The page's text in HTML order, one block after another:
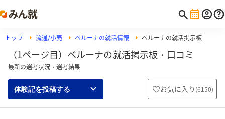
トップ 流通/小売 ベルーナの就活情報 ベルーナの就活掲示板
（1ページ目）ベルーナの就活掲示板・口コミ
最新の選考状況・選考結果
体験記を投稿する お気に入り (6150)